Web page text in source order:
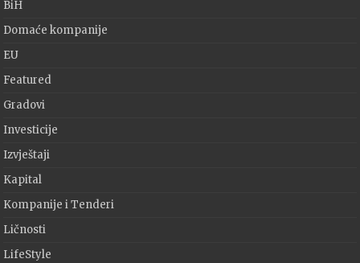
BiH
Domaće kompanije
EU
Featured
Gradovi
Investicije
Izvještaji
Kapital
Kompanije i Tenderi
Ličnosti
LifeStyle